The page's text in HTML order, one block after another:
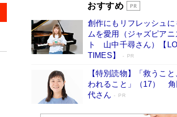
「叱って伸びるやつは、褒めたらもっ
た“人を育てるコツ”…芸への考え方を
す
Book Bang
「『火垂るの墓』は、大嘘である」原作者
続けた“自責の念”とは…「自己憐憫は描き
い」監督が徹底的にこだわったこと（後
戦争の記憶
Book Bang
美輪明宏 晩年の回答を集めた『ほほえん
るための人生相談』がランクイン［エンタ
メントベストセラー］
Book Bang
おすすめ
創作にもリフレッシュに
ムを愛用（ジャズピアニ
ト 山中千尋さん）【
TIMES】
PR
【特別読物】「救うこと
われること」（17） 角
代さん
PR